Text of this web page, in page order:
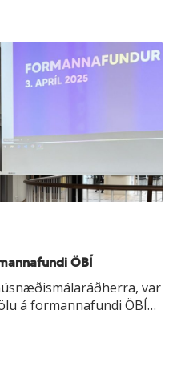
ÖBÍ
var
á formannafundi ÖBÍ…